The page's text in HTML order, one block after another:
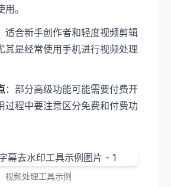
。
适合新手创作者和轻度视频剪辑
其是经常使用手机进行视频处理
：部分高级功能可能需要付费开
过程中要注意区分免费和付费功
视频处理工具示例